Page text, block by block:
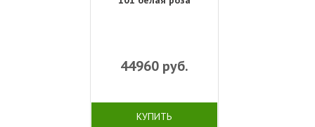
44960руб.
КУПИТЬ